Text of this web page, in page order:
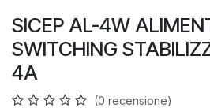
SICEP AL-4W
SWITCHING
4A
(0 recensione)